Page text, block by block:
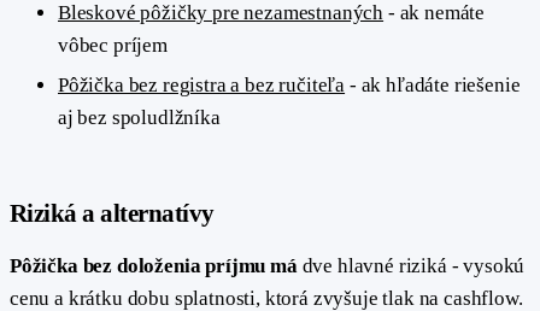
Bleskové pôžičky pre nezamestnaných - ak nemáte
vôbec príjem
Pôžička bez registra a bez ručiteľa - ak hľadáte riešenie
aj bez spoludlžníka
Riziká a alternatívy
Pôžička bez doloženia príjmu mádve hlavné riziká - vysokú
cenu a krátku dobu splatnosti, ktorá zvyšuje tlak na cashflow.